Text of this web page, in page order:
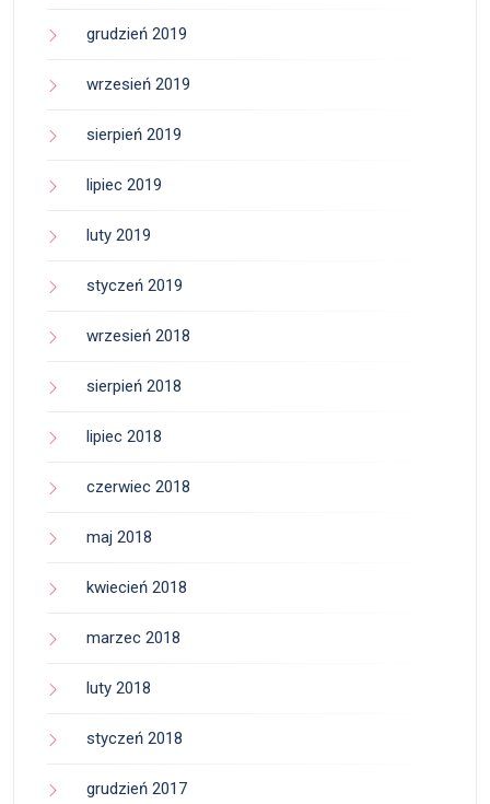
grudzień 2019
wrzesień 2019
sierpień 2019
lipiec 2019
luty 2019
styczeń 2019
wrzesień 2018
sierpień 2018
lipiec 2018
czerwiec 2018
maj 2018
kwiecień 2018
marzec 2018
luty 2018
styczeń 2018
grudzień 2017